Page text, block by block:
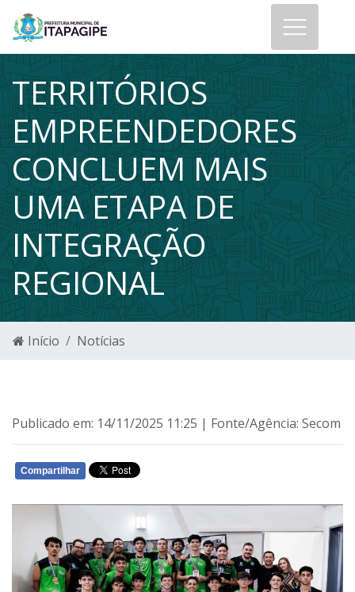
TERRITÓRIOS
EMPREENDEDORES
CONCLUEM MAIS
UMA ETAPA DE
INTEGRAÇÃO
REGIONAL
Início Notícias
Publicado em: 14/11/2025 11:25 | Fonte/Agência: Secom
Compartilhar